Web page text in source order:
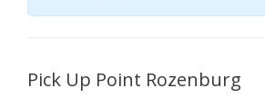
Pick Up Point Rozenburg